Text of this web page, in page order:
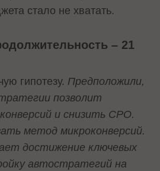
стало не хватать.
– 21
гипотезу. Предположили,
позволит
и снизить CPO.
метод микроконверсий.
достижение ключевых
автостратегий на